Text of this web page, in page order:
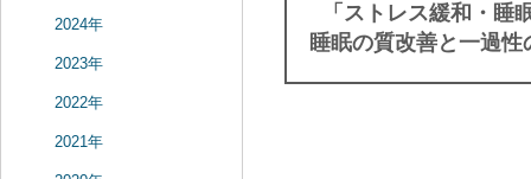
「ストレス緩和・
睡眠の質改善と一過
2024年
2023年
2022年
2021年